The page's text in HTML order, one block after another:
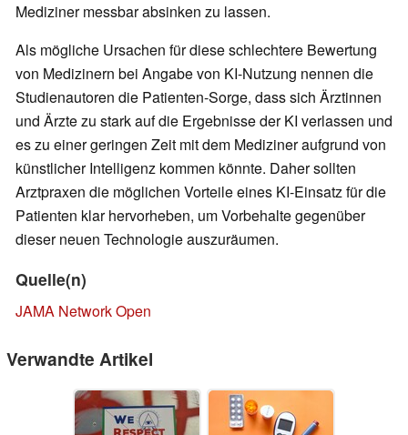
Mediziner messbar absinken zu lassen.
Als mögliche Ursachen für diese schlechtere Bewertung
von Medizinern bei Angabe von KI-Nutzung nennen die
Studienautoren die Patienten-Sorge, dass sich Ärztinnen
und Ärzte zu stark auf die Ergebnisse der KI verlassen und
es zu einer geringen Zeit mit dem Mediziner aufgrund von
künstlicher Intelligenz kommen könnte. Daher sollten
Arztpraxen die möglichen Vorteile eines KI-Einsatz für die
Patienten klar hervorheben, um Vorbehalte gegenüber
dieser neuen Technologie auszuräumen.
Quelle(n)
JAMA Network Open
Verwandte Artikel